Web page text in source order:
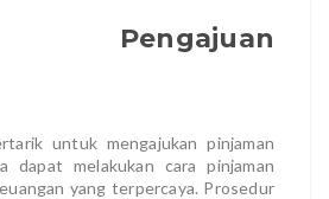
Pengajuan
untuk mengajukan pinjaman
dapat melakukan cara pinjaman
yang terpercaya. Prosedur